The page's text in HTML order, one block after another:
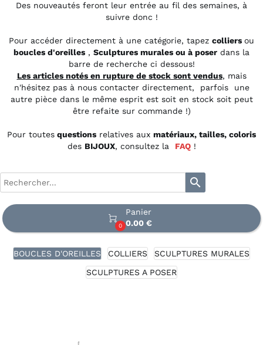
Des nouveautés feront leur entrée au fil des semaines, à
suivre donc !
Pour accéder directement à une catégorie, tapez colliers ou
boucles d'oreilles , Sculptures murales ou à poser dans la
barre de recherche ci dessous!
Les articles notés en rupture de stock sont vendus, mais
n'hésitez pas à nous contacter directement, parfois une
autre pièce dans le même esprit est soit en stock soit peut
être refaite sur commande !)
Pour toutes questions relatives aux matériaux, tailles, coloris
des BIJOUX, consultez la FAQ!
search

0
Panier
0.00 €
BOUCLES D'OREILLES COLLIERS
SCULPTURES MURALES
SCULPTURES A POSER